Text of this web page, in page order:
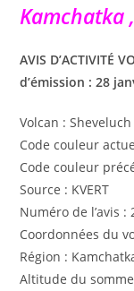
Kamchatka
AVIS D’ACTIVITÉ
d’émission : 28
Volcan : Sheveluch
Code couleur
Code couleur
Source : KVERT
Numéro de l’avis :
Coordonnées du
Région :
Altitude du